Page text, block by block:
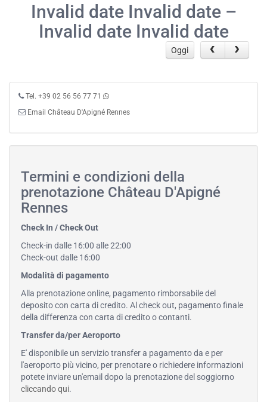
Invalid date Invalid date –
Invalid date Invalid date
Oggi
Tel. +39 02 56 56 77 71
Email Château D'Apigné Rennes
Termini e condizioni della
prenotazione Château D'Apigné
Rennes
Check In / Check Out
Check-in dalle 16:00 alle 22:00
Check-out dalle 16:00
Modalità di pagamento
Alla prenotazione online, pagamento rimborsabile del
deposito con carta di credito. Al check out, pagamento finale
della differenza con carta di credito o contanti.
Transfer da/per Aeroporto
E' disponibile un servizio transfer a pagamento da e per
l'aeroporto più vicino, per prenotare o richiedere informazioni
potete inviare un'email dopo la prenotazione del soggiorno
cliccando qui.